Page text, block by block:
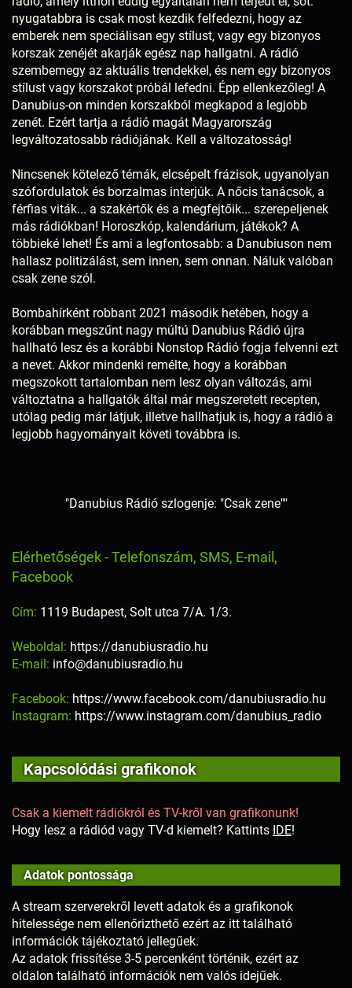
nyugatabbra is csak most kezdik felfedezni, hogy az
emberek nem speciálisan egy stílust, vagy egy bizonyos
korszak zenéjét akarják egész nap hallgatni. A rádió
szembemegy az aktuális trendekkel, és nem egy bizonyos
stílust vagy korszakot próbál lefedni. Épp ellenkezőleg! A
Danubius-on minden korszakból megkapod a legjobb
zenét. Ezért tartja a rádió magát Magyarország
legváltozatosabb rádiójának. Kell a változatosság!
Nincsenek kötelező témák, elcsépelt frázisok, ugyanolyan
szófordulatok és borzalmas interjúk. A nőcis tanácsok, a
férfias viták... a szakértők és a megfejtőik... szerepeljenek
más rádiókban! Horoszkóp, kalendárium, játékok? A
többieké lehet! És ami a legfontosabb: a Danubiuson nem
hallasz politizálást, sem innen, sem onnan. Náluk valóban
csak zene szól.
Bombahírként robbant 2021 második hetében, hogy a
korábban megszűnt nagy múltú Danubius Rádió újra
hallható lesz és a korábbi Nonstop Rádió fogja felvenni ezt
a nevet. Akkor mindenki remélte, hogy a korábban
megszokott tartalomban nem lesz olyan változás, ami
változtatna a hallgatók által már megszeretett recepten,
utólag pedig már látjuk, illetve hallhatjuk is, hogy a rádió a
legjobb hagyományait követi továbbra is.
"Danubius Rádió szlogenje: "Csak zene""
Elérhetőségek - Telefonszám, SMS, E-mail,
Facebook
Cím: 1119 Budapest, Solt utca 7/A. 1/3.
Weboldal: https://danubiusradio.hu
E-mail: info@danubiusradio.hu
Facebook: https://www.facebook.com/danubiusradio.hu
Instagram: https://www.instagram.com/danubius_radio
Kapcsolódási grafikonok
Csak a kiemelt rádiókról és TV-kről van grafikonunk!
Hogy lesz a rádiód vagy TV-d kiemelt? Kattints IDE!
Adatok pontossága
A stream szerverekről levett adatok és a grafikonok
hitelessége nem ellenőrizthető ezért az itt található
információk tájékoztató jellegűek.
Az adatok frissítése 3-5 percenként történik, ezért az
oldalon található információk nem valós idejűek.